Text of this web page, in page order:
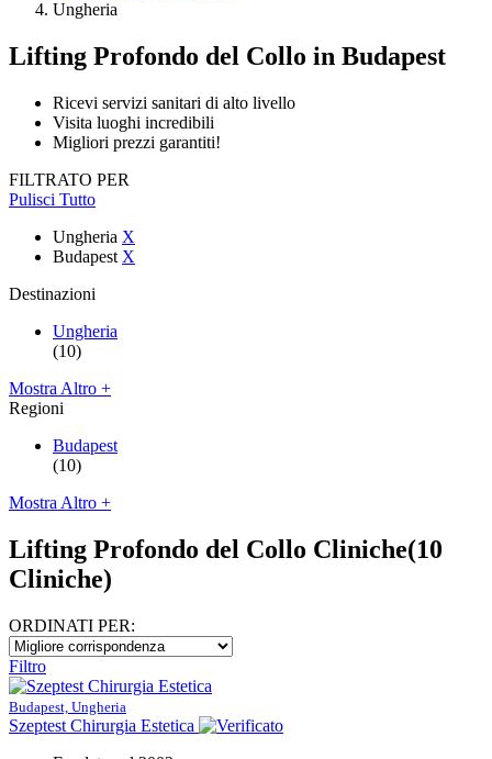
Ungheria
Lifting Profondo del Collo in Budapest
Ricevi servizi sanitari di alto livello
Visita luoghi incredibili
Migliori prezzi garantiti!
FILTRATO PER
Pulisci Tutto
Ungheria X
Budapest X
Destinazioni
Ungheria
(10)
Mostra Altro +
Regioni
Budapest
(10)
Mostra Altro +
Lifting Profondo del Collo Cliniche(10
Cliniche)
ORDINATI PER:
Filtro
Budapest, Ungheria
Szeptest Chirurgia Estetica